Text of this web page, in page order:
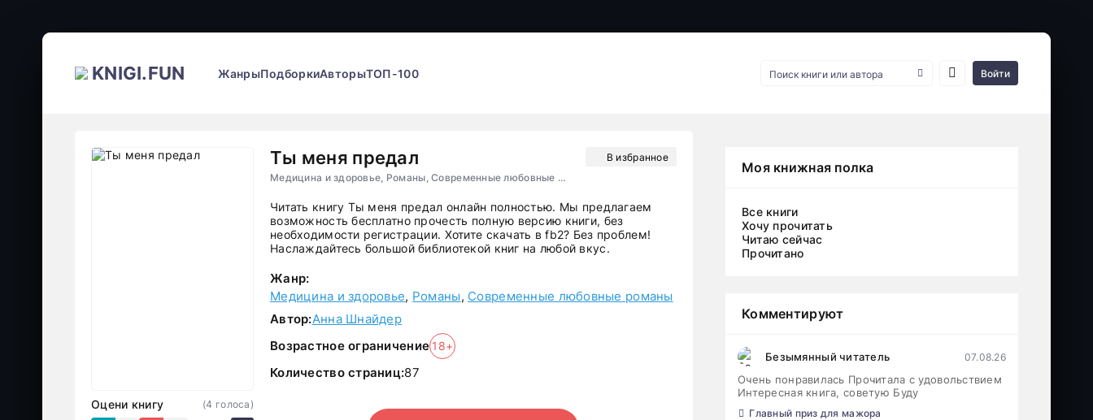
KNIGI.FUN ЖанрыПодборкиАвторыТОП-100 Войти
Ты меня предал
Медицина и здоровье, Романы, Современные любовные романы
В избранное
Оцени книгу
(4 голоса)
Читать книгу Ты меня предал онлайн полностью. Мы предлагаем
возможность бесплатно прочесть полную версию книги, без
необходимости регистрации. Хотите скачать в fb2? Без проблем!
Наслаждайтесь большой библиотекой книг на любой вкус.
Жанр:
Медицина и здоровье, Романы, Современные любовные романы
Автор:Анна Шнайдер
Возрастное ограничение 18+
Количество страниц:87
Моя книжная полка
Все книги
Хочу прочитать
Читаю сейчас
Прочитано
Комментируют
Безымянный читатель 07.08.26
Очень понравилась Прочитала с удовольствием
Интересная книга, советую Буду
Главный приз для мажора